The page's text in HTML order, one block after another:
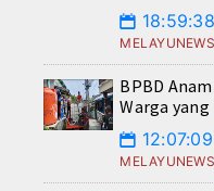
📅
BPBD
Warga
📅